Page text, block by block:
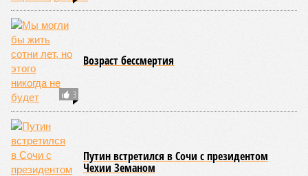
3
Возраст бессмертия
Путин встретился в Сочи с президентом
Чехии Земаном